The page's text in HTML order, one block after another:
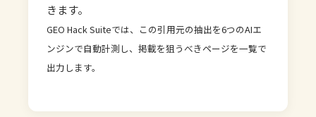
きます。
GEO Hack Suiteでは、この引用元の抽出を6つのAIエ
ンジンで自動計測し、掲載を狙うべきページを一覧で
出力します。